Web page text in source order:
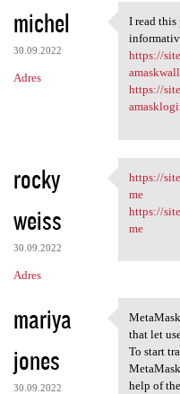
michel
30.09.2022
Adres
I read
I read this
https://
https://
rocky
weiss
30.09.2022
Adres
https://
https://
me
https://
me
mariya
jones
30.09.2022
that let
To start
help of